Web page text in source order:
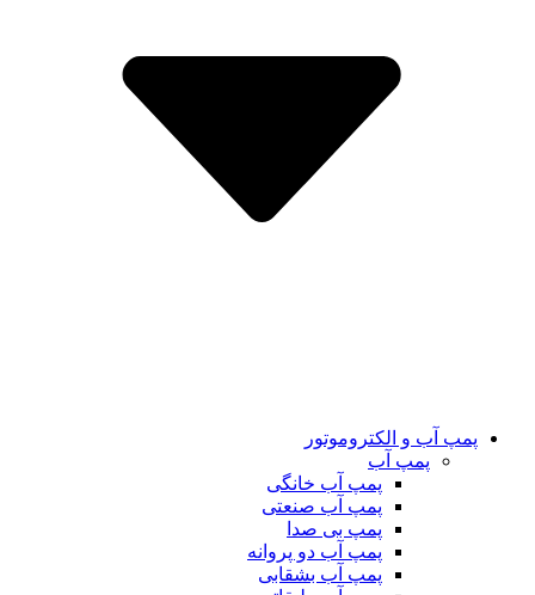
پمپ آب و الکتروموتور
پمپ آب
پمپ آب خانگی
پمپ آب صنعتی
پمپ بی صدا
پمپ آب دو پروانه
پمپ آب بشقابی